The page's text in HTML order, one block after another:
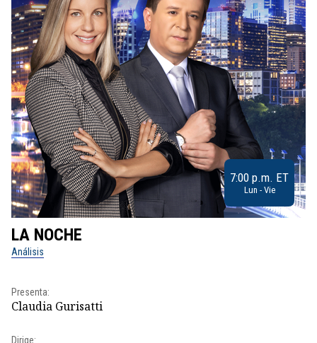
7:00 p.m. ET
Lun - Vie
LA NOCHE
Análisis
Presenta:
Claudia Gurisatti
Dirige: